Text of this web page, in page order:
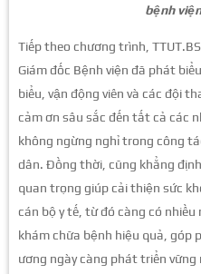
bệnh
Tiếp theo chương trình,
Giám đốc Bệnh viện đã phát
biểu, vận động viên và các đội
cảm ơn sâu sắc đến tất cả các
không ngừng nghỉ trong công
dân. Đồng thời, cũng khẳng
quan trọng giúp cải thiện sức
cán bộ y tế, từ đó càng có
khám chữa bệnh hiệu quả, góp
ương ngày càng phát triển